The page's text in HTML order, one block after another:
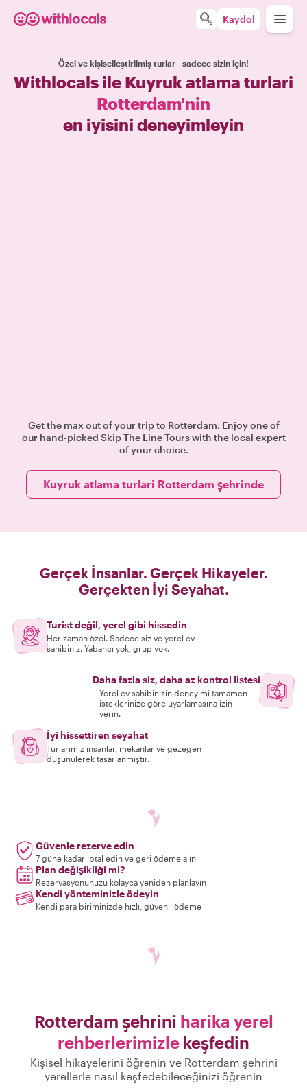
Kaydol
Özel ve kişiselleştirilmiş turlar - sadece sizin için!
Withlocals ile Kuyruk atlama turlari
Rotterdam'nin
en iyisini deneyimleyin
Get the max out of your trip to Rotterdam. Enjoy one of
our hand-picked Skip The Line Tours with the local expert
of your choice.
Kuyruk atlama turlari Rotterdam şehrinde
Gerçek İnsanlar. Gerçek Hikayeler.
Gerçekten İyi Seyahat.
Turist değil, yerel gibi hissedin
Her zaman özel. Sadece siz ve yerel ev
sahibiniz. Yabancı yok, grup yok.
Daha fazla siz, daha az kontrol listesi
Yerel ev sahibinizin deneyimi tamamen
isteklerinize göre uyarlamasına izin
verin.
İyi hissettiren seyahat
Turlarımız insanlar, mekanlar ve gezegen
düşünülerek tasarlanmıştır.
Güvenle rezerve edin
7 güne kadar iptal edin ve geri ödeme alın
Plan değişikliği mi?
Rezervasyonunuzu kolayca yeniden planlayın
Kendi yönteminizle ödeyin
Kendi para biriminizde hızlı, güvenli ödeme
Rotterdam şehrini harika yerel
rehberlerimizle keşfedin
Kişisel hikayelerini öğrenin ve Rotterdam şehrini
yerellerle nasıl keşfedebileceğinizi öğrenin